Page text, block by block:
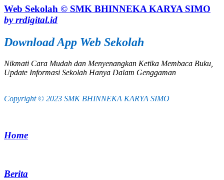
Web Sekolah © SMK BHINNEKA KARYA SIMO
by rrdigital.id
Download App Web Sekolah
Nikmati Cara Mudah dan Menyenangkan Ketika Membaca Buku,
Update Informasi Sekolah Hanya Dalam Genggaman
Copyright © 2023 SMK BHINNEKA KARYA SIMO
Home
Berita